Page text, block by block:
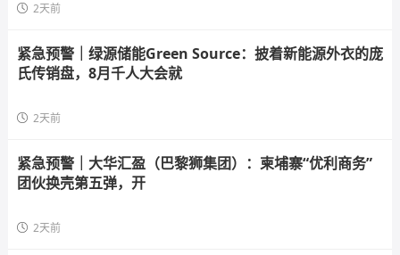
2天前
紧急预警｜绿源储能Green Source：披着新能源外衣的庞
氏传销盘，8月千人大会就
2天前
紧急预警｜大华汇盈（巴黎狮集团）：柬埔寨“优利商务”
团伙换壳第五弹，开
2天前